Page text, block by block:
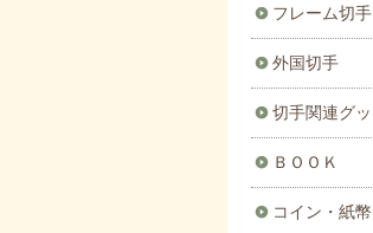
フレーム切手
外国切手
切手関連グ
ＢＯＯＫ
コイン・紙